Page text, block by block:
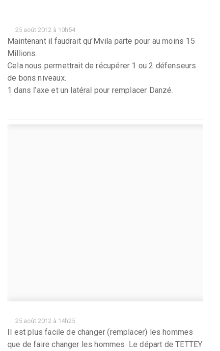
25 août 2012 à 10h54
Maintenant il faudrait qu’Mvila parte pour au moins 15
Millions.
Cela nous permettrait de récupérer 1 ou 2 défenseurs
de bons niveaux.
1 dans l’axe et un latéral pour remplacer Danzé.
25 août 2012 à 14h25
Il est plus facile de changer (remplacer) les hommes
que de faire changer les hommes. Le départ de TETTEY